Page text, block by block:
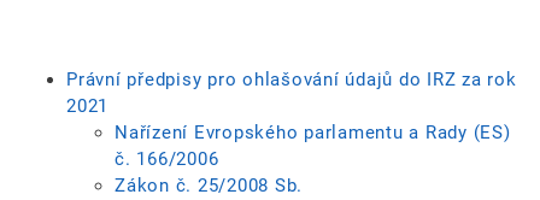
Právní předpisy pro ohlašování údajů do IRZ za rok
2021
Nařízení Evropského parlamentu a Rady (ES)
č. 166/2006
Zákon č. 25/2008 Sb.